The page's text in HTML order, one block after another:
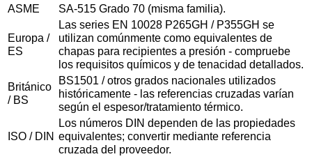
ASME
SA-515 Grado 70 (misma familia).
Europa /
ES
Las series EN 10028 P265GH / P355GH se
utilizan comúnmente como equivalentes de
chapas para recipientes a presión - compruebe
los requisitos químicos y de tenacidad detallados.
Británico
/ BS
BS1501 / otros grados nacionales utilizados
históricamente - las referencias cruzadas varían
según el espesor/tratamiento térmico.
ISO / DIN
Los números DIN dependen de las propiedades
equivalentes; convertir mediante referencia
cruzada del proveedor.